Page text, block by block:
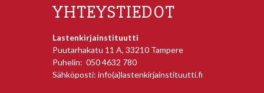
YHTEYSTIEDOT
Lastenkirjainstituutti
Puutarhakatu 11 A, 33210 Tampere
Puhelin: 050 4632 780
Sähköposti: info(a)lastenkirjainstituutti.fi